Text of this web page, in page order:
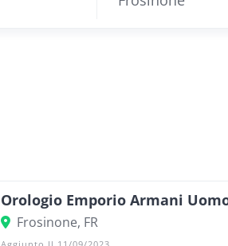
Orologio Emporio Armani
Frosinone, FR